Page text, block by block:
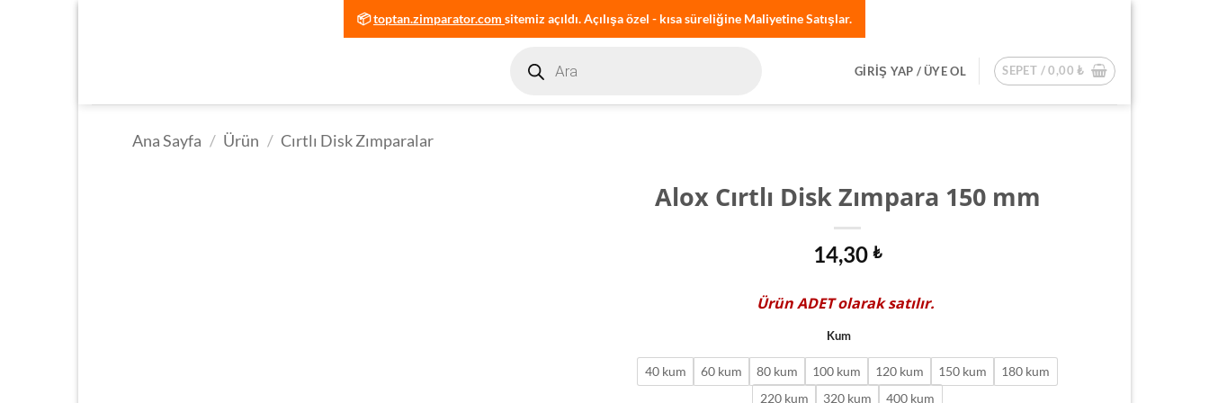
📦toptan.zimparator.com sitemiz açıldı. Açılışa özel - kısa süreliğine Maliyetine Satışlar.
search
GIRIŞ YAP / ÜYE OL SEPET /0,00₺
Ana Sayfa / Ürün / Cırtlı Disk Zımparalar
Alox Cırtlı Disk Zımpara 150 mm
14,30 ₺
ÜrünADETolarak satılır.
Kum
40 kum 60 kum 80 kum 100 kum 120 kum 150 kum
180 kum
220 kum
320 kum 400 kum